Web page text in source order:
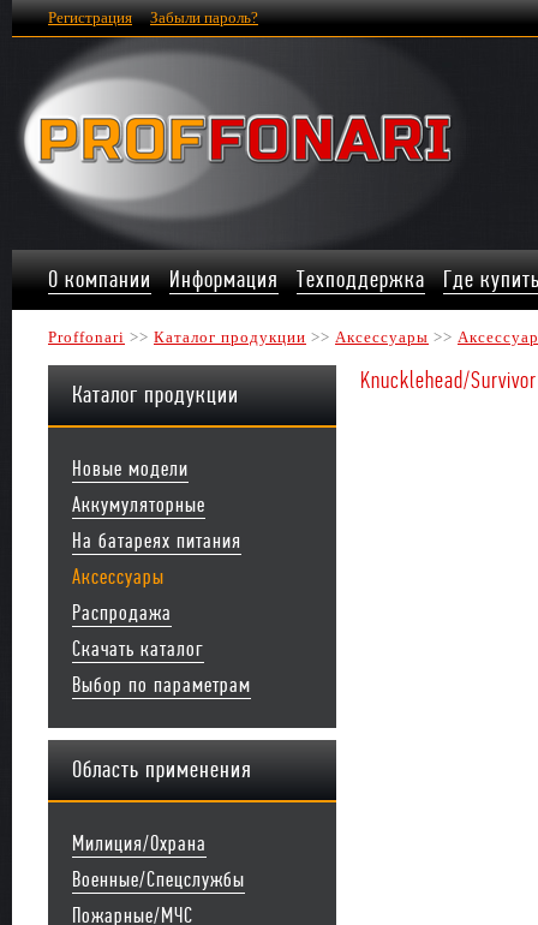
Регистрация Забыли пароль?
О компании Информация Техподдержка Где
Proffonari >> Каталог продукции >> Аксессуары >>
Каталог продукции
Новые модели
Аккумуляторные
На батареях питания
Аксессуары
Распродажа
Скачать каталог
Выбор по параметрам
Область применения
Милиция/Охрана
Военные/Спецслужбы
Пожарные/МЧС
Knucklehead/